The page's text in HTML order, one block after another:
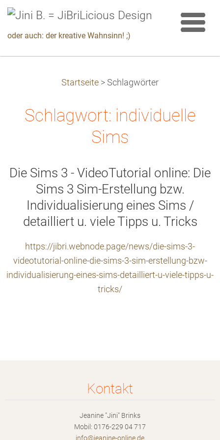
oder auch: der kreative Wahnsinn! ;)
Startseite > Schlagwörter
Schlagwort: individuelle
Sims
Die Sims 3 - VideoTutorial online: Die
Sims 3 Sim-Erstellung bzw.
Individualisierung eines Sims /
detailliert u. viele Tipps u. Tricks
https://jibri.webnode.page/news/die-sims-3-
videotutorial-online-die-sims-3-sim-erstellung-bzw-
individualisierung-eines-sims-detailliert-u-viele-tipps-u-
tricks/
Kontakt
Jeanine "Jini" Brinks
Mobil: 0176-229 04 717
info@jeanine-onl ine.de